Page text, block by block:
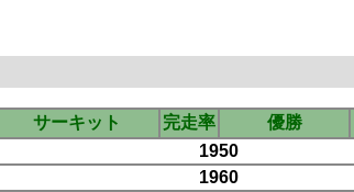
サーキット 完走率 優勝
1950
1960